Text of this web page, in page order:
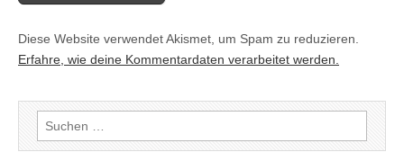
Diese Website verwendet Akismet, um Spam zu reduzieren.
Erfahre, wie deine Kommentardaten verarbeitet werden.
Suchen
nach: